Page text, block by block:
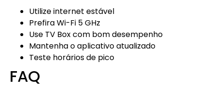
Utilize internet estável
Prefira Wi-Fi 5 GHz
Use TV Box com bom desempenho
Mantenha o aplicativo atualizado
Teste horários de pico
FAQ